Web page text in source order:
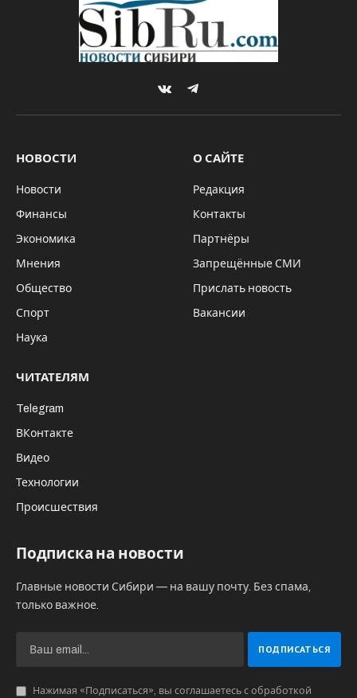
VKontakteTelegram
НОВОСТИ
Новости
Финансы
Экономика
Мнения
Общество
Спорт
Наука
О САЙТЕ
Редакция
Контакты
Партнёры
Запрещённые СМИ
Прислать новость
Вакансии
ЧИТАТЕЛЯМ
Telegram
ВКонтакте
Видео
Технологии
Происшествия
Подписка на новости
Главные новости Сибири — на вашу почту. Без спама,
только важное.
Нажимая «Подписаться», вы соглашаетесь с обработкой